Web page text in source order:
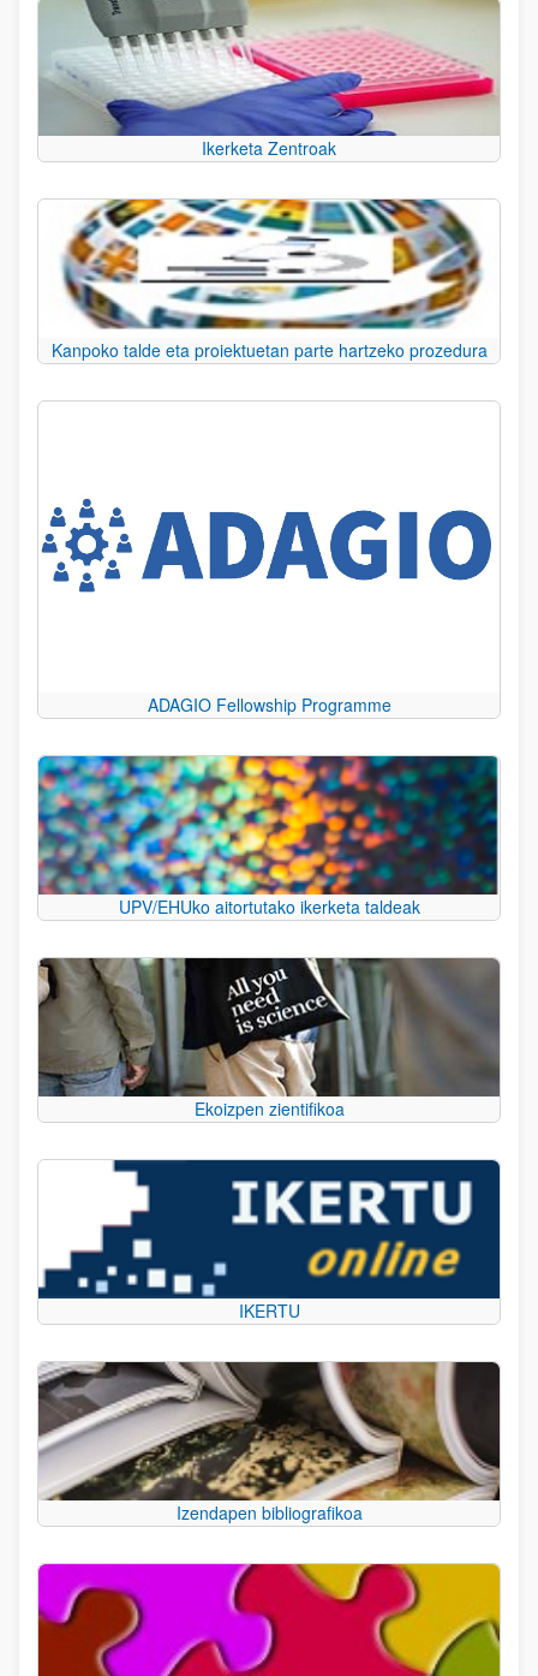
Ikerketa Zentroak
Kanpoko talde eta proiektuetan parte hartzeko prozedura
ADAGIO Fellowship Programme
UPV/EHUko aitortutako ikerketa taldeak
Ekoizpen zientifikoa
IKERTU
Izendapen bibliografikoa